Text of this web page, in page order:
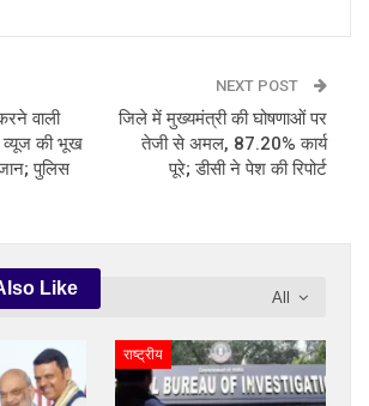
वाली
व्यूज की भूख
पुलिस
NEXT POST
जिले में मुख्यमंत्री की घोषणाओं पर
तेजी से अमल, 87.20% कार्य
पूरे; डीसी ने पेश की रिपोर्ट
All
Like
राष्ट्रीय